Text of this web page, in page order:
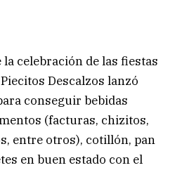
celebración de las fiestas
Descalzos lanzó
conseguir bebidas
(facturas, chizitos,
entre otros), cotillón, pan
en buen estado con el